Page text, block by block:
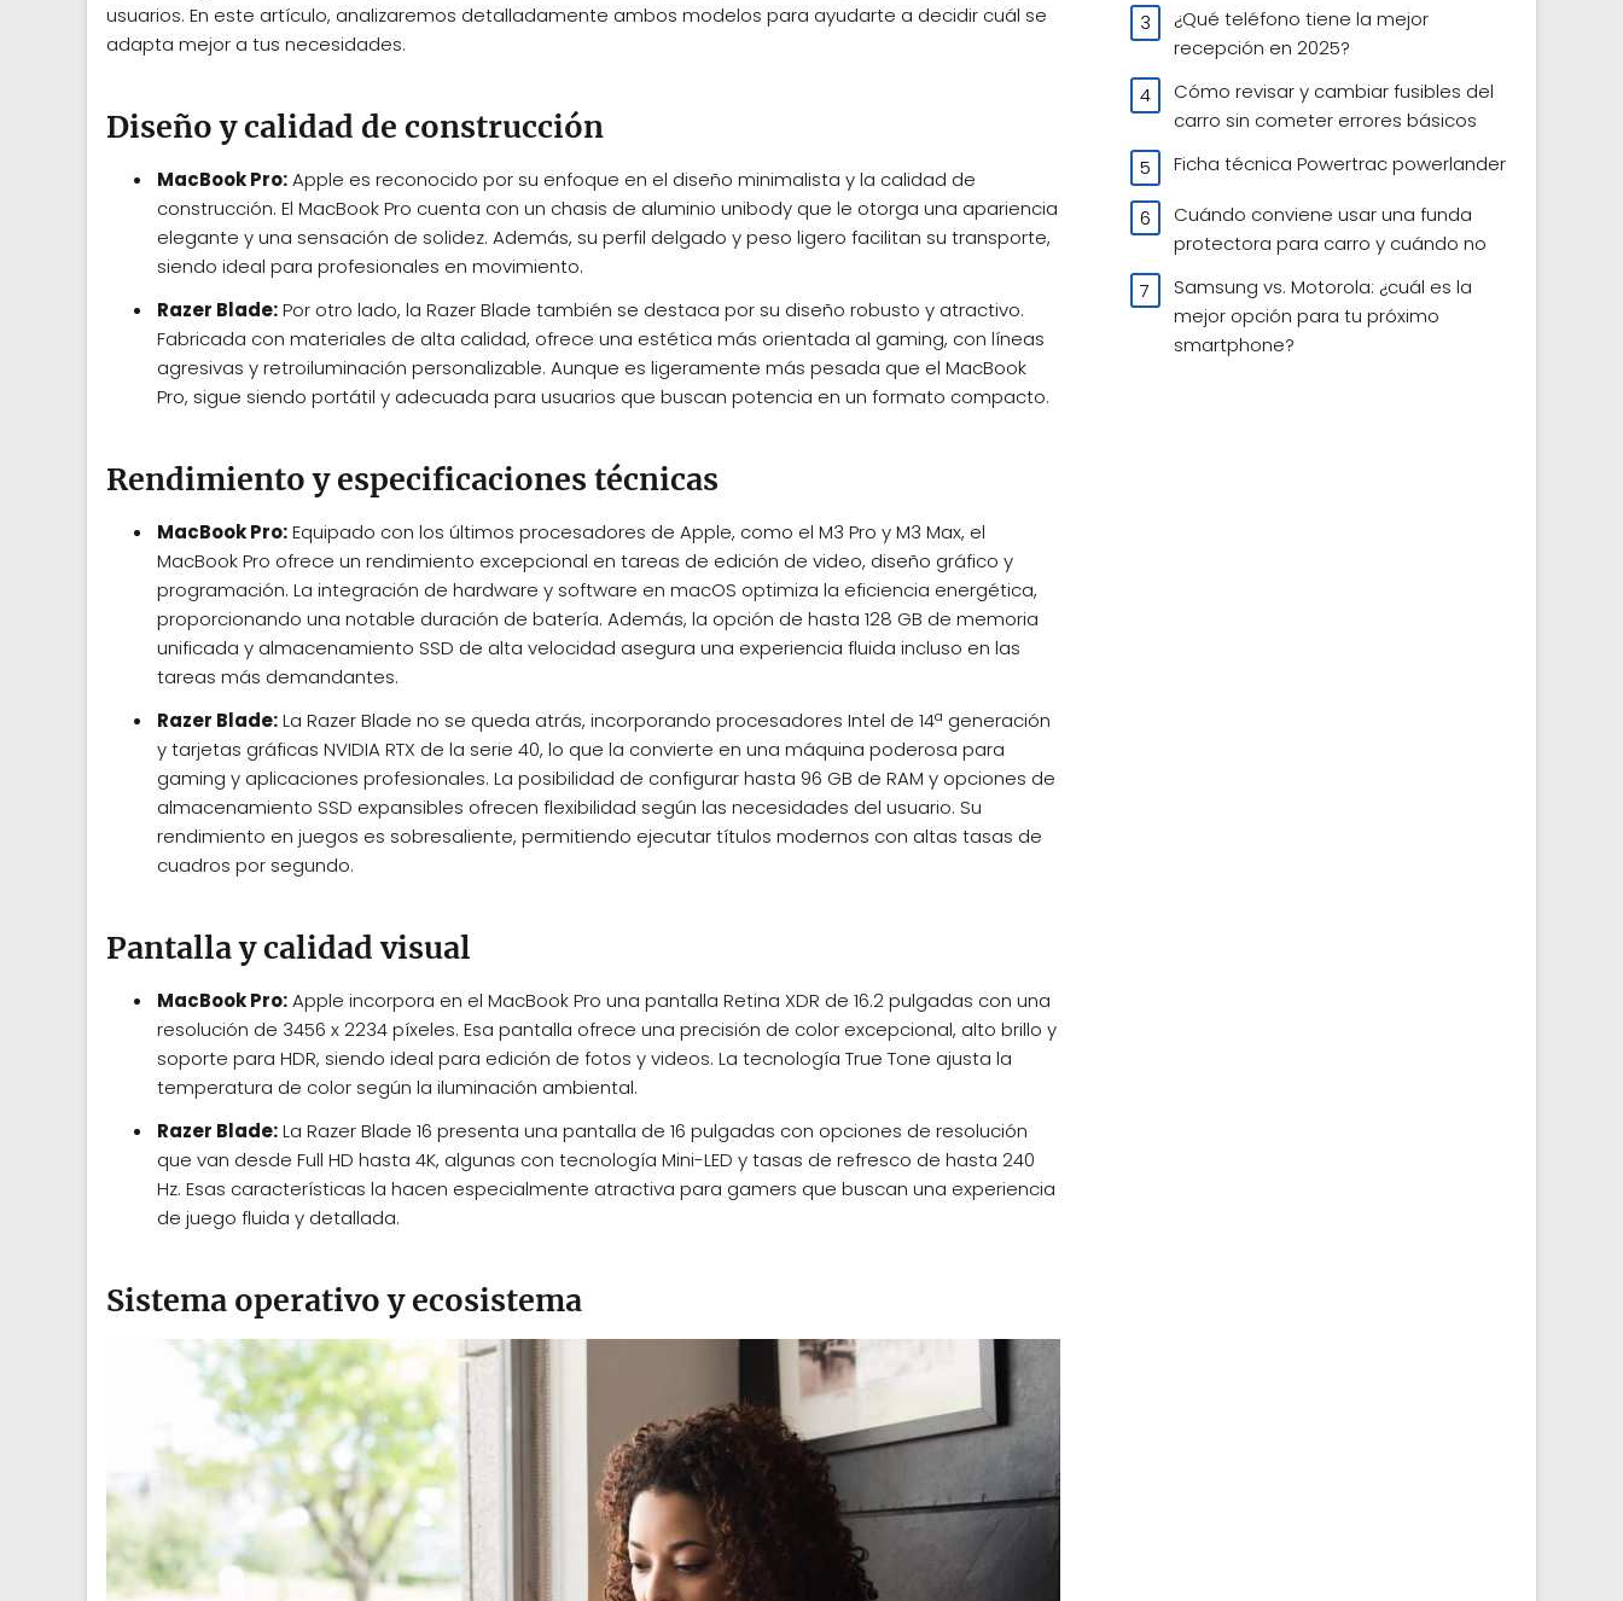
usuarios. En este artículo, analizaremos detalladamente ambos modelos para ayudarte a decidir cuál se
adapta mejor a tus necesidades.
Diseño y calidad de construcción
MacBook Pro:Apple es reconocido por su enfoque en el diseño minimalista y la calidad de
construcción. El MacBook Pro cuenta con un chasis de aluminio unibody que le otorga una apariencia
elegante y una sensación de solidez. Además, su perfil delgado y peso ligero facilitan su transporte,
siendo ideal para profesionales en movimiento.
Razer Blade:Por otro lado, la Razer Blade también se destaca por su diseño robusto y atractivo.
Fabricada con materiales de alta calidad, ofrece una estética más orientada al gaming, con líneas
agresivas y retroiluminación personalizable. Aunque es ligeramente más pesada que el MacBook
Pro, sigue siendo portátil y adecuada para usuarios que buscan potencia en un formato compacto.
Rendimiento y especificaciones técnicas
MacBook Pro:Equipado con los últimos procesadores de Apple, como el M3 Pro y M3 Max, el
MacBook Pro ofrece un rendimiento excepcional en tareas de edición de video, diseño gráfico y
programación. La integración de hardware y software en macOS optimiza la eficiencia energética,
proporcionando una notable duración de batería. Además, la opción de hasta 128 GB de memoria
unificada y almacenamiento SSD de alta velocidad asegura una experiencia fluida incluso en las
tareas más demandantes.
Razer Blade:La Razer Blade no se queda atrás, incorporando procesadores Intel de 14ª generación
y tarjetas gráficas NVIDIA RTX de la serie 40, lo que la convierte en una máquina poderosa para
gaming y aplicaciones profesionales. La posibilidad de configurar hasta 96 GB de RAM y opciones de
almacenamiento SSD expansibles ofrecen flexibilidad según las necesidades del usuario. Su
rendimiento en juegos es sobresaliente, permitiendo ejecutar títulos modernos con altas tasas de
cuadros por segundo.
Pantalla y calidad visual
MacBook Pro:Apple incorpora en el MacBook Pro una pantalla Retina XDR de 16.2 pulgadas con una
resolución de 3456 x 2234 píxeles. Esa pantalla ofrece una precisión de color excepcional, alto brillo y
soporte para HDR, siendo ideal para edición de fotos y videos. La tecnología True Tone ajusta la
temperatura de color según la iluminación ambiental.
Razer Blade:La Razer Blade 16 presenta una pantalla de 16 pulgadas con opciones de resolución
que van desde Full HD hasta 4K, algunas con tecnología Mini-LED y tasas de refresco de hasta 240
Hz. Esas características la hacen especialmente atractiva para gamers que buscan una experiencia
de juego fluida y detallada.
Sistema operativo y ecosistema
¿Qué teléfono tiene la mejor
recepción en 2025?
Cómo revisar y cambiar fusibles del
carro sin cometer errores básicos
Ficha técnica Powertrac powerlander
Cuándo conviene usar una funda
protectora para carro y cuándo no
Samsung vs. Motorola: ¿cuál es la
mejor opción para tu próximo
smartphone?